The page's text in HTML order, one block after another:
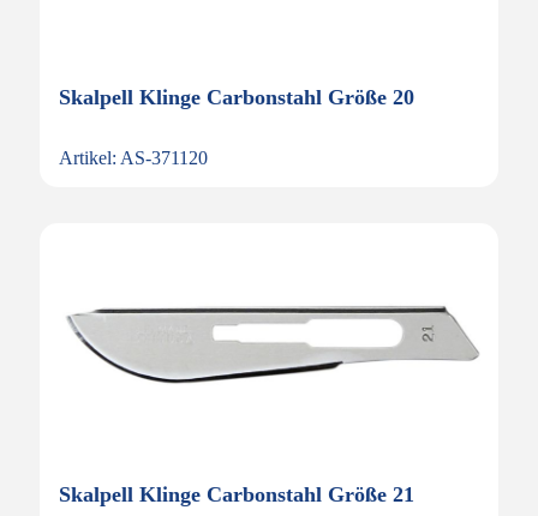
Skalpell Klinge Carbonstahl Größe 20
Artikel: AS-371120
Skalpell Klinge Carbonstahl Größe 21